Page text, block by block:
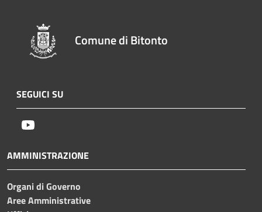
Comune di Bitonto
SEGUICI SU
AMMINISTRAZIONE
Organi di Governo
Aree Amministrative